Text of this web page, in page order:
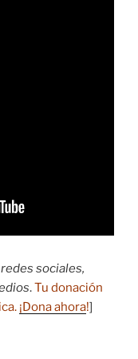
sociales,
.Tu donación
¡Dona ahora!]